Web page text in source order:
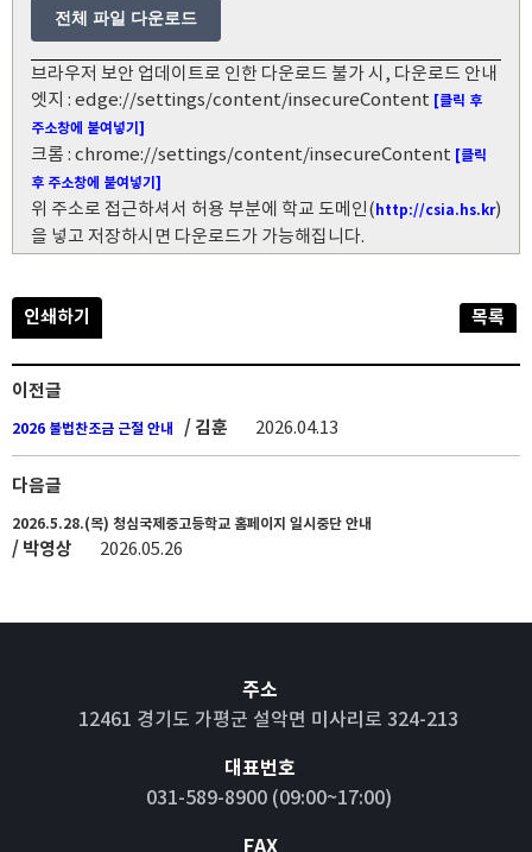
전체 파일 다운로드
브라우저 보안 업데이트로 인한 다운로드 불가 시, 다운로드 안내
엣지 : edge://settings/content/insecureContent [클릭 후
주소창에 붙여넣기]
크롬 : chrome://settings/content/insecureContent [클릭
후 주소창에 붙여넣기]
위 주소로 접근하셔서 허용 부분에 학교 도메인( http://csia.hs.kr)
을 넣고 저장하시면 다운로드가 가능해집니다.
인쇄하기 목록
이전글
2026 불법찬조금 근절 안내 / 김훈 2026.04.13
다음글
2026.5.28.(목) 청심국제중고등학교 홈페이지 일시중단 안내
/ 박영상 2026.05.26
주소
12461 경기도 가평군 설악면 미사리로 324-213
대표번호
031-589-8900 (09:00~17:00)
FAX